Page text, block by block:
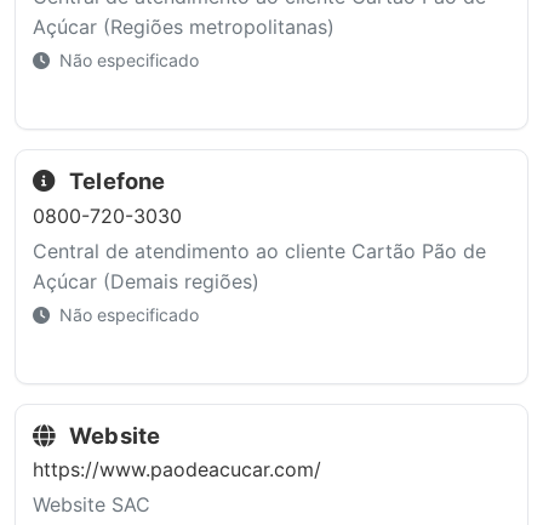
Açúcar (Regiões metropolitanas)
Não especificado
Telefone
0800-720-3030
Central de atendimento ao cliente Cartão Pão de
Açúcar (Demais regiões)
Não especificado
Website
https://www.paodeacucar.com/
Website SAC